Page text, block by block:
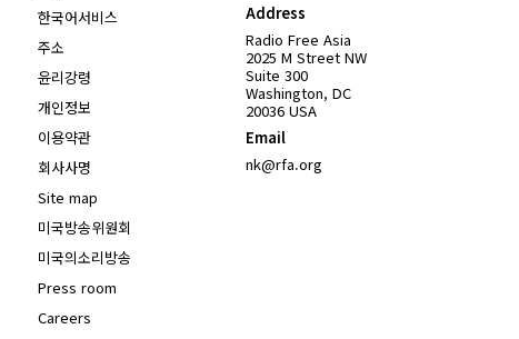
한국어서비스
주소
윤리강령
개인정보
이용약관
회사사명
Site map
미국방송위원회
미국의소리방송
Press room
Careers
Address
Radio Free Asia
2025 M Street NW
Suite 300
Washington, DC
20036 USA
Email
nk@rfa.org